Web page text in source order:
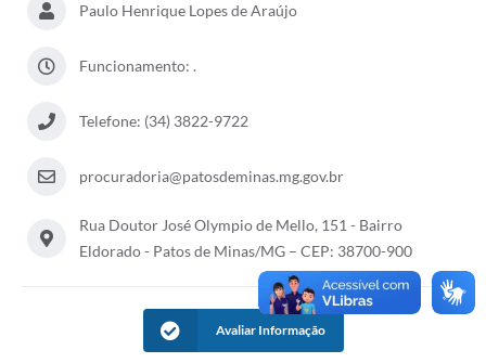
Paulo Henrique Lopes de Araújo
Funcionamento: .
Telefone: (34) 3822-9722
procuradoria@patosdeminas.mg.gov.br
Rua Doutor José Olympio de Mello, 151 - Bairro
Eldorado - Patos de Minas/MG – CEP: 38700-900
Avaliar Informação